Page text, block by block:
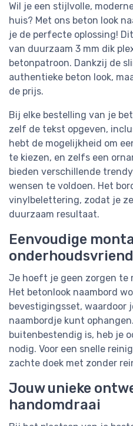
Wil je een stijlvolle,
huis? Met ons beton look
je de perfecte oplossing!
van duurzaam 3 mm dik
betonpatroon. Dankzij de
authentieke beton look,
de prijs.
Bij elke bestelling van je
zelf de tekst opgeven,
hebt de mogelijkheid om
te kiezen, en zelfs een
bieden verschillende
wensen te voldoen. Het
vinylbelettering, zodat je
duurzaam resultaat.
Eenvoudige
Je hoeft je geen zorgen te
Het betonlook naambord
bevestigingsset, waardoor
naambordje kunt
buitenbestendig is, heb je
nodig. Voor een snelle
zachte doek met zonder
Jouw unieke
handomdraai